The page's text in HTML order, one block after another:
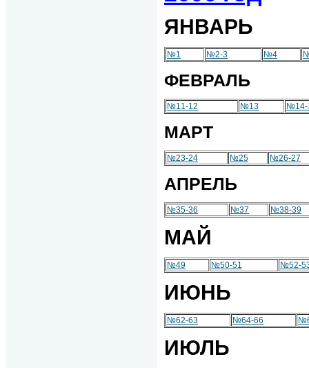
ЯНВАРЬ
№1 №2-3 №4
ФЕВРАЛЬ
№11-12 №13 №14-
МАРТ
№23-24 №25 №26-27
АПРЕЛЬ
№35-36 №37 №38-39
МАЙ
№49 №50-51 №52-
ИЮНЬ
№62-63 №64-66
ИЮЛЬ